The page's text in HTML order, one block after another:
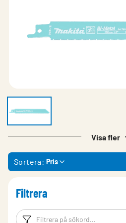
Visa fler
Sortera: Pris
Filtrera
Filtreringsord